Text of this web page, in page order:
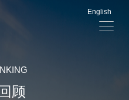
English
显
顾